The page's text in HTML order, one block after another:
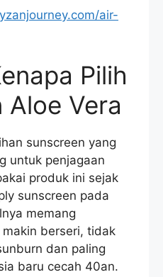
air-
Pilih
Aloe Vera
sunscreen yang
untuk penjagaan
produk ini sejak
sunscreen pada
memang
berseri, tidak
dan paling
baru cecah 40an.